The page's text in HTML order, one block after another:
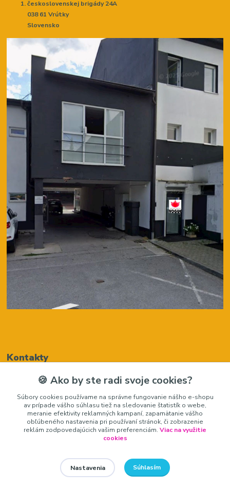
🍪 Ako by ste radi svoje cookies?
Súbory cookies používame na správne fungovanie nášho e-shopu
av prípade vášho súhlasu tiež na sledovanie štatistík o webe,
meranie efektivity reklamných kampaní, zapamätanie vášho
obľúbeného nastavenia pri používaní stránok, či zobrazenie
reklám zodpovedajúcich vašim preferenciám. Viac na využitie
cookies
Nastavenia Súhlasím
československej brigády 24A
038 61 Vrútky
Slovensko
Kontakty
+421948050205
(Po-Pia, 8-16 hod.)
zariadeniedosalonu@gmail.com
🍪 Ako by ste radi svoje cookies?
Súbory cookies používame na správne fungovanie nášho e-shopu
av prípade vášho súhlasu tiež na sledovanie štatistík o webe,
meranie efektivity reklamných kampaní, zapamätanie vášho
obľúbeného nastavenia pri používaní stránok, či zobrazenie
reklám zodpovedajúcich vašim preferenciám. Viac na využitie
cookies
Nastavenia Súhlasím